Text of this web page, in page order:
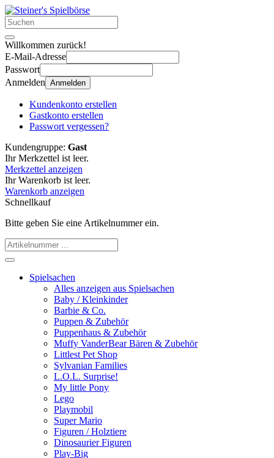
Willkommen zurück!
E-Mail-Adresse
Passwort
Anmelden Anmelden
Kundenkonto erstellen
Gastkonto erstellen
Passwort vergessen?
Kundengruppe: Gast
Ihr Merkzettel ist leer.
Merkzettel anzeigen
Ihr Warenkorb ist leer.
Warenkorb anzeigen
Schnellkauf
Bitte geben Sie eine Artikelnummer ein.
Spielsachen
Alles anzeigen aus Spielsachen
Baby / Kleinkinder
Barbie & Co.
Puppen & Zubehör
Puppenhaus & Zubehör
Muffy VanderBear Bären & Zubehör
Littlest Pet Shop
Sylvanian Families
L.O.L. Surprise!
My little Pony
Lego
Playmobil
Super Mario
Figuren / Holztiere
Dinosaurier Figuren
Play-Big